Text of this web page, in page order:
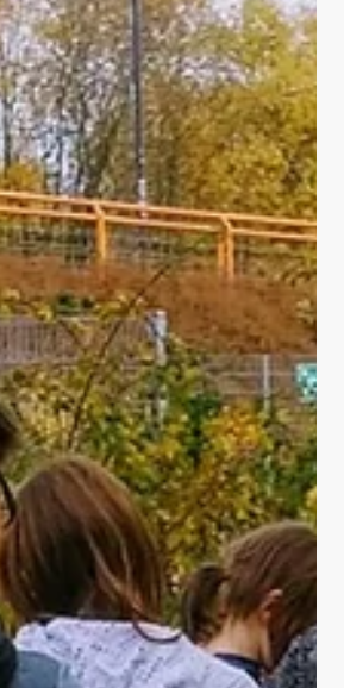
PROJEKTE
DU? zu
für das
nach mehrjähriger Bauph ase der
ehemaligen Gotano Gelände an der
"Europakreuzung" in Gotha...